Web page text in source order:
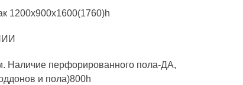
1200х900х1600(1760)h
Наличие перфорированного пола-ДА,
и пола)800h